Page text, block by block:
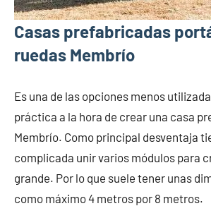
Casas prefabricadas
ruedas Membrío
Es una de las opciones menos
práctica a la hora de crear una casa
Membrío. Como principal desventaja
complicada unir varios módulos para
grande. Por lo que suele tener unas
como máximo 4 metros por 8 metros.